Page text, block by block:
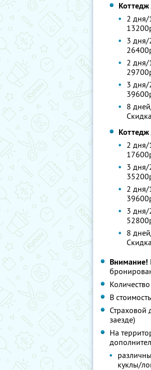
Коттедж
2 дня/
3 дня/
2 дня/
3 дня/
8
Коттедж
2 дня/
3 дня/
2 дня/
3 дня/
8
Внимание!
В стоимость
Страховой
заезде)
На
куклы/